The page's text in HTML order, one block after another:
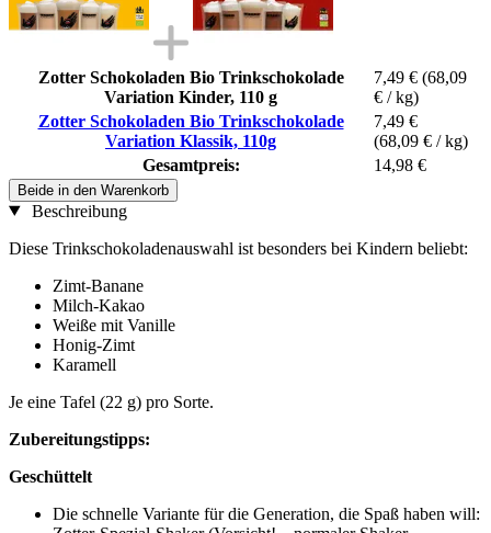
Zotter Schokoladen Bio Trinkschokolade
Variation Kinder, 110 g
7,49 € (68,09
€ / kg)
Zotter Schokoladen Bio Trinkschokolade
Variation Klassik, 110g
7,49 €
(68,09 € / kg)
Gesamtpreis:
14,98 €
Beide in den Warenkorb
Beschreibung
Diese Trinkschokoladenauswahl ist besonders bei Kindern beliebt:
Zimt-Banane
Milch-Kakao
Weiße mit Vanille
Honig-Zimt
Karamell
Je eine Tafel (22 g) pro Sorte.
Zubereitungstipps:
Geschüttelt
Die schnelle Variante für die Generation, die Spaß haben will: